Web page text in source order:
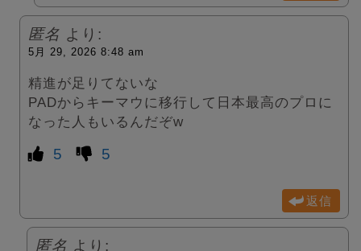
匿名 より:
5月 29, 2026 8:48 am
精進が足りてないな
PADからキーマウに移行して日本最高のプロに
なった人もいるんだぞw
5 5
返信
匿名 より: